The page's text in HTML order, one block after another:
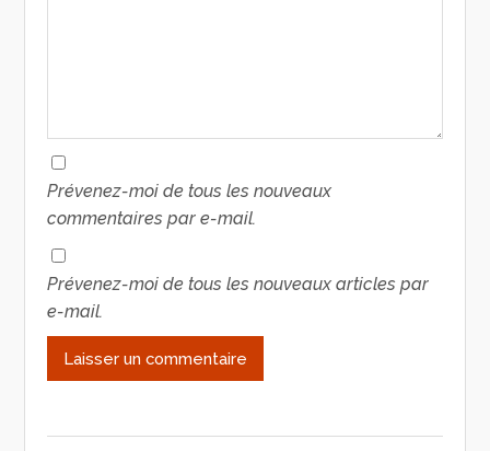
Prévenez-moi de tous les nouveaux
commentaires par e-mail.
Prévenez-moi de tous les nouveaux articles par
e-mail.